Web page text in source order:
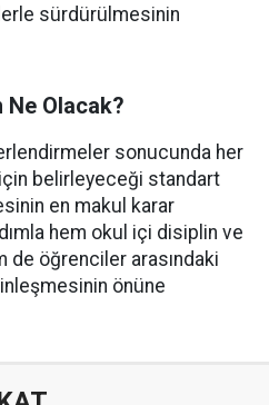
sürdürülmesinin
Ne Olacak?
sonucunda her
belirleyeceği standart
en makul karar
hem okul içi disiplin ve
de öğrenciler arasındaki
önüne